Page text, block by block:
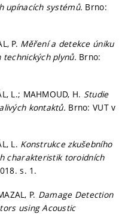
upínacích systémů. Brno:
P. Měření a detekce úniku
technických plynů. Brno:
L.; MAHMOUD, H. Studie
kontaktů. Brno: VUT v
L. Konstrukce zkušebního
charakteristik toroidních
s. 1.
P. Damage Detection
using Acoustic